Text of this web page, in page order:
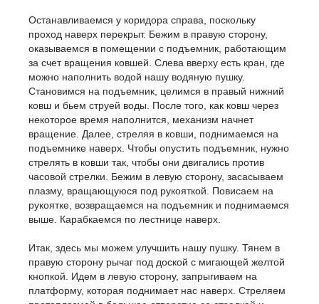
Останавливаемся у коридора справа, поскольку
проход наверх перекрыт. Бежим в правую сторону,
оказываемся в помещении с подъемник, работающим
за счет вращения ковшей. Слева вверху есть кран, где
можно наполнить водой нашу водяную пушку.
Становимся на подъемник, целимся в правый нижний
ковш и бьем струей воды. После того, как ковш через
некоторое время наполнится, механизм начнет
вращение. Далее, стреляя в ковши, поднимаемся на
подъемнике наверх. Чтобы опустить подъемник, нужно
стрелять в ковши так, чтобы они двигались против
часовой стрелки. Бежим в левую сторону, засасываем
плазму, вращающуюся под рукояткой. Повисаем на
рукоятке, возвращаемся на подъемник и поднимаемся
выше. Карабкаемся по лестнице наверх.
Итак, здесь мы можем улучшить нашу пушку. Тянем в
правую сторону рычаг под доской с мигающей желтой
кнопкой. Идем в левую сторону, запрыгиваем на
платформу, которая поднимает нас наверх. Стреляем